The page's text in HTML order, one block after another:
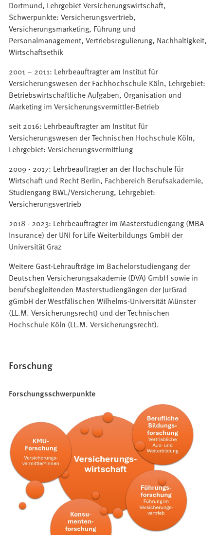
Dortmund, Lehrgebiet Versicherungswirtschaft,
Schwerpunkte: Versicherungsvertrieb,
Versicherungsmarketing, Führung und
Personalmanagement, Vertriebsregulierung, Nachhaltigkeit,
Wirtschaftsethik
2001 – 2011: Lehrbeauftragter am Institut für
Versicherungswesen der Fachhochschule Köln, Lehrgebiet:
Betriebswirtschaftliche Aufgaben, Organisation und
Marketing im Versicherungsvermittler-Betrieb
seit 2016: Lehrbeauftragter am Institut für
Versicherungswesen der Technischen Hochschule Köln,
Lehrgebiet: Versicherungsvermittlung
2009 - 2017: Lehrbeauftragter an der Hochschule für
Wirtschaft und Recht Berlin, Fachbereich Berufsakademie,
Studiengang BWL/Versicherung, Lehrgebiet:
Versicherungsvertrieb
2018 - 2023: Lehrbeauftragter im Masterstudiengang (MBA
Insurance) der UNI for Life Weiterbildungs GmbH der
Universität Graz
Weitere Gast-Lehraufträge im Bachelorstudiengang der
Deutschen Versicherungsakademie (DVA) GmbH sowie in
berufsbegleitenden Masterstudiengängen der JurGrad
gGmbH der Westfälischen Wilhelms-Universität Münster
(LL.M. Versicherungsrecht) und der Technischen
Hochschule Köln (LL.M. Versicherungsrecht).
Forschung
Forschungsschwerpunkte